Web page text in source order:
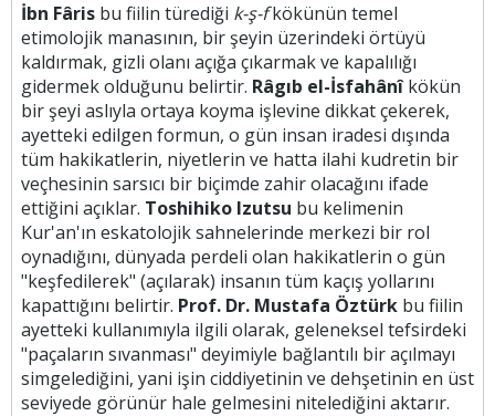
İbn Fâris bu fiilin türediği k-ş-fkökünün temel
etimolojik manasının, bir şeyin üzerindeki örtüyü
kaldırmak, gizli olanı açığa çıkarmak ve kapalılığı
gidermek olduğunu belirtir. Râgıb el-İsfahânîkökün
bir şeyi aslıyla ortaya koyma işlevine dikkat çekerek,
ayetteki edilgen formun, o gün insan iradesi dışında
tüm hakikatlerin, niyetlerin ve hatta ilahi kudretin bir
veçhesinin sarsıcı bir biçimde zahir olacağını ifade
ettiğini açıklar. Toshihiko Izutsu bu kelimenin
Kur'an'ın eskatolojik sahnelerinde merkezi bir rol
oynadığını, dünyada perdeli olan hakikatlerin o gün
"keşfedilerek" (açılarak) insanın tüm kaçış yollarını
kapattığını belirtir. Prof. Dr. Mustafa Öztürk bu fiilin
ayetteki kullanımıyla ilgili olarak, geleneksel tefsirdeki
"paçaların sıvanması" deyimiyle bağlantılı bir açılmayı
simgelediğini, yani işin ciddiyetinin ve dehşetinin en üst
seviyede görünür hale gelmesini nitelediğini aktarır.